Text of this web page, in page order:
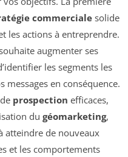
commercialesolide
les actions à entreprendre.
augmenter ses
les segments les
messages en conséquence.
prospection efficaces,
du géomarketing,
atteindre de nouveaux
et les comportements